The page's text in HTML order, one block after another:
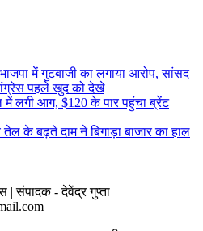
में गुटबाजी का लगाया आरोप, सांसद
पहले खुद को देखे
लगी आग, $120 के पार पहुंचा ब्रेंट
के बढ़ते दाम ने बिगाड़ा बाजार का हाल
| संपादक - देवेंद्र गुप्ता